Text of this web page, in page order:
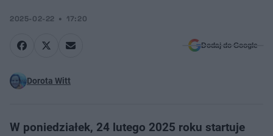
2025-02-22 17:20
Dodaj do Google
Dorota Witt
W poniedziałek, 24 lutego 2025 roku startuje